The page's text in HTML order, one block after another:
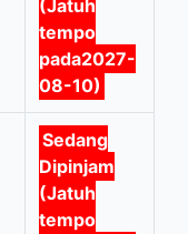
(Jatuh
tempo
pada2027-
08-10)
Sedang
Dipinjam
(Jatuh
tempo